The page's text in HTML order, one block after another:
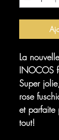
La
INOCOS
Super
rose
et parfaite
tout!